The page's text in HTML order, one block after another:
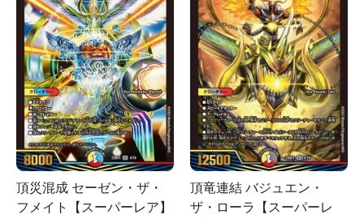
頂災混成 セーゼン・ザ・
フメイト【スーパーレア】
頂竜連結 バジュエン・
ザ・ローラ【スーパーレ